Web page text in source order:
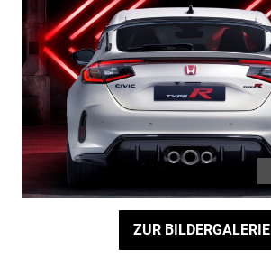
ZUR BILDERGALERIE